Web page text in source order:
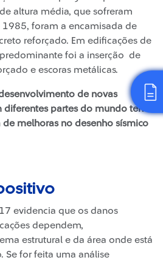
altura média, que sofreram
foram a encamisada de
reforçado. Em edificações de
foi a inserção de
e escoras metálicas.
de novas
partes do mundo tem
de melhoras no desenho sísmico
evidencia que os danos
dependem,
estrutural e da área onde está
Se for feita uma análise